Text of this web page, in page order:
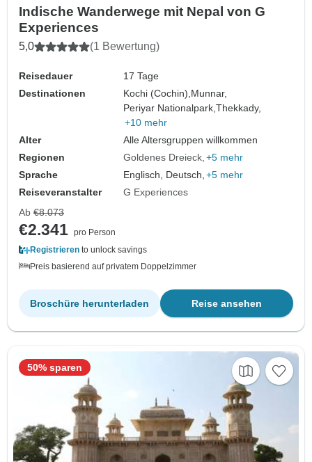
Indische Wanderwege mit Nepal von G
Experiences
5,0 (1 Bewertung)
Reisedauer
17 Tage
Destinationen
Kochi (Cochin), Munnar,
Periyar Nationalpark,Thekkady,
+10 mehr
Alter
Alle Altersgruppen willkommen
Regionen
Goldenes Dreieck +5 mehr
Sprache
Englisch, Deutsch, +5 mehr
Reiseveranstalter
G Experiences
Ab €8.073
€2.341 pro Person
Registrieren to unlock savings
Preis basierend auf privatem Doppelzimmer
Reise ansehen
Broschüre herunterladen
50% sparen